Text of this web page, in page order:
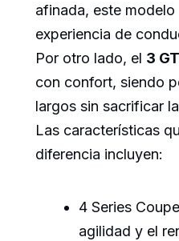
afinada, este
experiencia de
Por otro lado, el 3 GT
con confort, siendo
largos sin sacrificar
Las características
diferencia incluyen:
4 Series
agilidad y el